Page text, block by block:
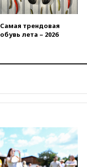
Самая трендовая
обувь лета – 2026